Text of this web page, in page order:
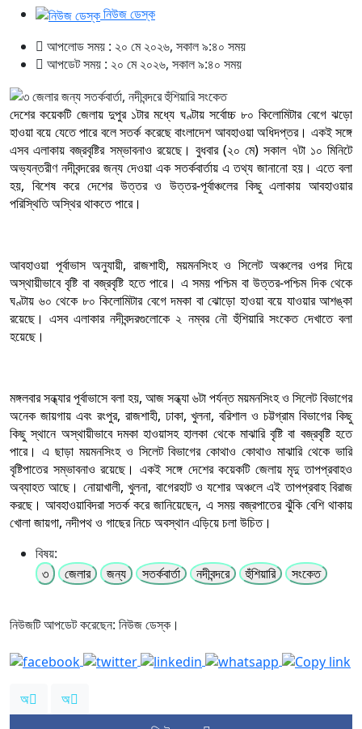
নিউজ ডেস্ক
আপলোড সময় : ২০ মে ২০২৬, সকাল ৯:৪০ সময়
আপডেট সময় : ২০ মে ২০২৬, সকাল ৯:৪০ সময়
দেশের কয়েকটি জেলায় দুপুর ১টার মধ্যে ঘণ্টায় সর্বোচ্চ ৮০ কিলোমিটার বেগে ঝড়ো
হাওয়া বয়ে যেতে পারে বলে সতর্ক করেছে বাংলাদেশ আবহাওয়া অধিদপ্তর। একই সঙ্গে
এসব এলাকায় বজ্রবৃষ্টির সম্ভাবনাও রয়েছে। বুধবার (২০ মে) সকাল ৭টা ১০ মিনিটে
অভ্যন্তরীণ নদীবন্দরের জন্য দেওয়া এক সতর্কবার্তায় এ তথ্য জানানো হয়। এতে বলা
হয়, বিশেষ করে দেশের উত্তর ও উত্তর-পূর্বাঞ্চলের কিছু এলাকায় আবহাওয়ার
পরিস্থিতি অস্থির থাকতে পারে।
আবহাওয়া পূর্বাভাস অনুযায়ী, রাজশাহী, ময়মনসিংহ ও সিলেট অঞ্চলের ওপর দিয়ে
অস্থায়ীভাবে বৃষ্টি বা বজ্রবৃষ্টি হতে পারে। এ সময় পশ্চিম বা উত্তর-পশ্চিম দিক থেকে
ঘণ্টায় ৬০ থেকে ৮০ কিলোমিটার বেগে দমকা বা ঝোড়ো হাওয়া বয়ে যাওয়ার আশঙ্কা
রয়েছে। এসব এলাকার নদীবন্দরগুলোকে ২ নম্বর নৌ হুঁশিয়ারি সংকেত দেখাতে বলা
হয়েছে।
মঙ্গলবার সন্ধ্যার পূর্বাভাসে বলা হয়, আজ সন্ধ্যা ৬টা পর্যন্ত ময়মনসিংহ ও সিলেট বিভাগের
অনেক জায়গায় এবং রংপুর, রাজশাহী, ঢাকা, খুলনা, বরিশাল ও চট্টগ্রাম বিভাগের কিছু
কিছু স্থানে অস্থায়ীভাবে দমকা হাওয়াসহ হালকা থেকে মাঝারি বৃষ্টি বা বজ্রবৃষ্টি হতে
পারে। এ ছাড়া ময়মনসিংহ ও সিলেট বিভাগের কোথাও কোথাও মাঝারি থেকে ভারি
বৃষ্টিপাতের সম্ভাবনাও রয়েছে। একই সঙ্গে দেশের কয়েকটি জেলায় মৃদু তাপপ্রবাহও
অব্যাহত আছে। নোয়াখালী, খুলনা, বাগেরহাট ও যশোর অঞ্চলে এই তাপপ্রবাহ বিরাজ
করছে। আবহাওয়াবিদরা সতর্ক করে জানিয়েছেন, এ সময় বজ্রপাতের ঝুঁকি বেশি থাকায়
খোলা জায়গা, নদীপথ ও গাছের নিচে অবস্থান এড়িয়ে চলা উচিত।
বিষয়:
৩
জেলার জন্য সতর্কবার্তা নদীবন্দরে হুঁশিয়ারি সংকেত
নিউজটি আপডেট করেছেন: নিউজ ডেস্ক।
অ
অ